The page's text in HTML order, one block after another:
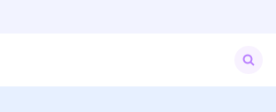
for: